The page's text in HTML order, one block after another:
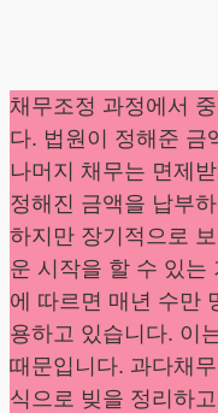
채무조정 과정에서
다. 법원이 정해준 금
나머지 채무는 면제
정해진 금액을 납부
하지만 장기적으로
운 시작을 할 수 있는
에 따르면 매년 수만
용하고 있습니다. 이
때문입니다. 과다채
식으로 빚을 정리하